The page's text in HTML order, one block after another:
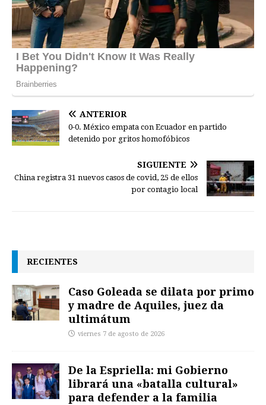
ANTERIOR
0-0. México empata con Ecuador en partido
detenido por gritos homofóbicos
SIGUIENTE
China registra 31 nuevos casos de covid, 25 de ellos
por contagio local
RECIENTES
Caso Goleada se dilata por primo
y madre de Aquiles, juez da
ultimátum
viernes 7 de agosto de 2026
De la Espriella: mi Gobierno
librará una «batalla cultural»
para defender a la familia